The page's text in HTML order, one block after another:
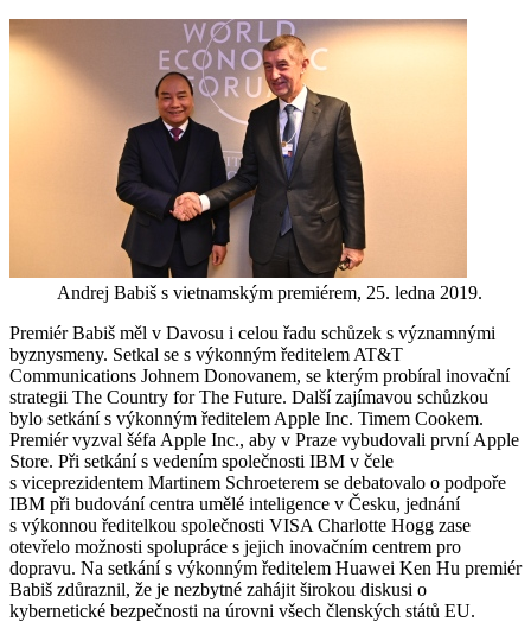
Andrej Babiš s vietnamským premiérem, 25. ledna 2019.
Premiér Babiš měl v Davosu i celou řadu schůzek s významnými
byznysmeny. Setkal se s výkonným ředitelem AT&T
Communications Johnem Donovanem, se kterým probíral inovační
strategii The Country for The Future. Další zajímavou schůzkou
bylo setkání s výkonným ředitelem Apple Inc. Timem Cookem.
Premiér vyzval šéfa Apple Inc., aby v Praze vybudovali první Apple
Store. Při setkání s vedením společnosti IBM v čele
s viceprezidentem Martinem Schroeterem se debatovalo o podpoře
IBM při budování centra umělé inteligence v Česku, jednání
s výkonnou ředitelkou společnosti VISA Charlotte Hogg zase
otevřelo možnosti spolupráce s jejich inovačním centrem pro
dopravu. Na setkání s výkonným ředitelem Huawei Ken Hu premiér
Babiš zdůraznil, že je nezbytné zahájit širokou diskusi o
kybernetické bezpečnosti na úrovni všech členských států EU.